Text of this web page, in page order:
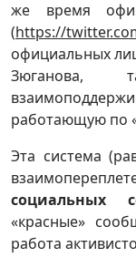
же время
(https://
официальных
Зюганова,
работающую по
Эта система
социальных
«красные»
работа